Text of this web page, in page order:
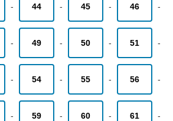
- 44 - 45 - 46 -
- 49 - 50 - 51 -
- 54 - 55 - 56 -
- 59 - 60 - 61 -